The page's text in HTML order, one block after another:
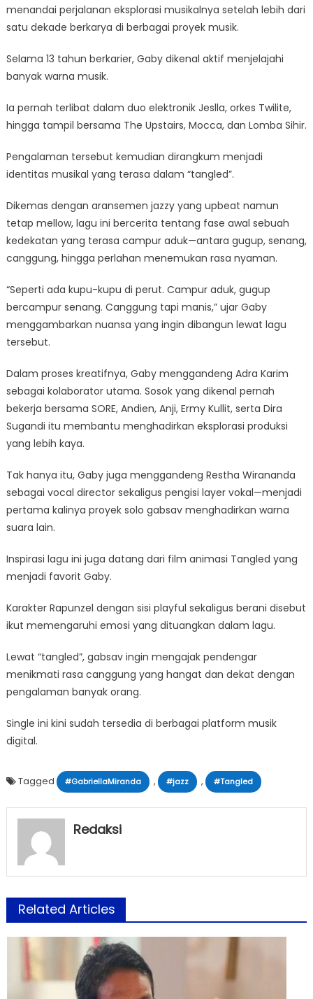
menandai perjalanan eksplorasi musikalnya setelah lebih dari
satu dekade berkarya di berbagai proyek musik.
Selama 13 tahun berkarier, Gaby dikenal aktif menjelajahi
banyak warna musik.
Ia pernah terlibat dalam duo elektronik Jeslla, orkes Twilite,
hingga tampil bersama The Upstairs, Mocca, dan Lomba Sihir.
Pengalaman tersebut kemudian dirangkum menjadi
identitas musikal yang terasa dalam “tangled”.
Dikemas dengan aransemen jazzy yang upbeat namun
tetap mellow, lagu ini bercerita tentang fase awal sebuah
kedekatan yang terasa campur aduk—antara gugup, senang,
canggung, hingga perlahan menemukan rasa nyaman.
“Seperti ada kupu-kupu di perut. Campur aduk, gugup
bercampur senang. Canggung tapi manis,” ujar Gaby
menggambarkan nuansa yang ingin dibangun lewat lagu
tersebut.
Dalam proses kreatifnya, Gaby menggandeng Adra Karim
sebagai kolaborator utama. Sosok yang dikenal pernah
bekerja bersama SORE, Andien, Anji, Ermy Kullit, serta Dira
Sugandi itu membantu menghadirkan eksplorasi produksi
yang lebih kaya.
Tak hanya itu, Gaby juga menggandeng Restha Wirananda
sebagai vocal director sekaligus pengisi layer vokal—menjadi
pertama kalinya proyek solo gabsav menghadirkan warna
suara lain.
Inspirasi lagu ini juga datang dari film animasi Tangled yang
menjadi favorit Gaby.
Karakter Rapunzel dengan sisi playful sekaligus berani disebut
ikut memengaruhi emosi yang dituangkan dalam lagu.
Lewat “tangled”, gabsav ingin mengajak pendengar
menikmati rasa canggung yang hangat dan dekat dengan
pengalaman banyak orang.
Single ini kini sudah tersedia di berbagai platform musik
digital.
Tagged #GabriellaMiranda , #jazz , #Tangled
Redaksi
Related Articles